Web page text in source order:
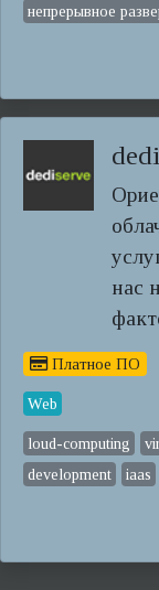
непрерывное
нас
Платное ПО
Web
loud-computing
development
iaas